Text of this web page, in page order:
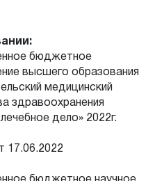
бюджетное
высшего образования
медицинский
здравоохранения
дело» 2022г.
17.06.2022